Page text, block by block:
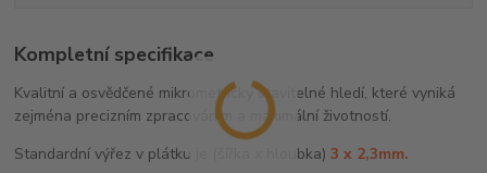
Kompletní specifikace
Kvalitní a osvědčené mikrometricky stavitelné hledí, které vyniká
zejména precizním zpracováním a maximální životností.
Standardní výřez v plátku je (šířka x hloubka)3 x 2,3mm.